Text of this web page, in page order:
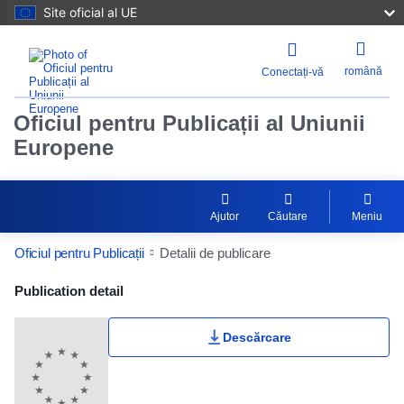
Site oficial al UE
Conectați-vă română
Oficiul pentru Publicații al Uniunii
Europene
Ajutor Căutare Meniu
Oficiul pentru Publicații Detalii de publicare
Publication Detail Actions Portlet
Publication detail
Descărcare